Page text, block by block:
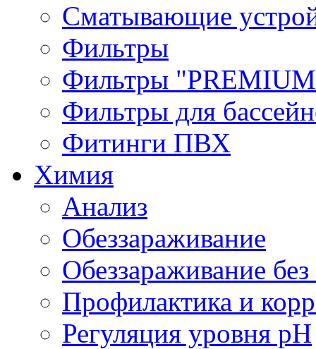
Сматывающие
Фильтры
Фильтры
Фильтры для
Фитинги ПВХ
Химия
Анализ
Обеззараживание
Обеззараживание без
Профилактика и
Регуляция уровня pH